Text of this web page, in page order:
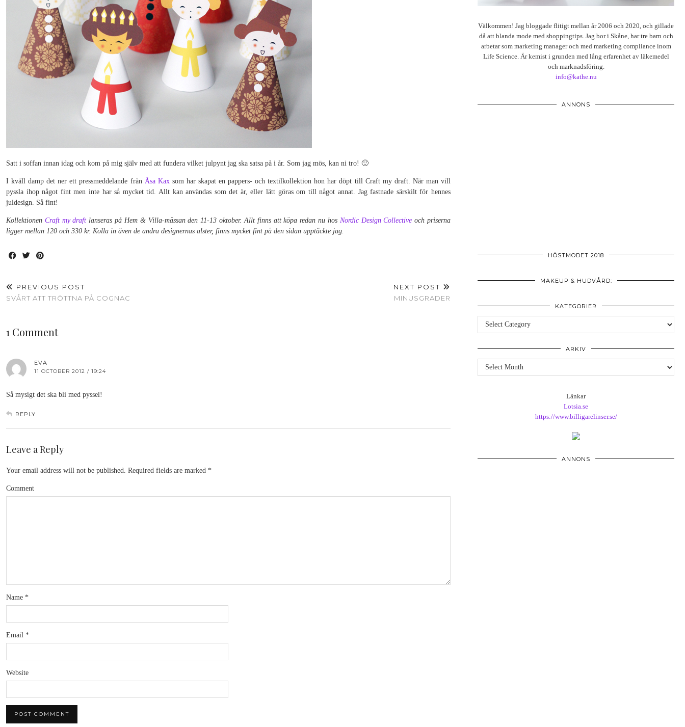
Satt i soffan innan idag och kom på mig själv med att fundera vilket julpynt jag ska satsa på i år. Som jag mös, kan ni tro! 🙂
I kväll damp det ner ett pressmeddelande från Åsa Kaxsom har skapat en pappers- och textilkollektion hon har döpt till Craft my draft. När man vill
pyssla ihop något fint men inte har så mycket tid. Allt kan användas som det är, eller lätt göras om till något annat. Jag fastnade särskilt för hennes
juldesign. Så fint!
Kollektionen Craft my draft lanseras på Hem & Villa-mässan den 11-13 oktober. Allt finns att köpa redan nu hos Nordic Design Collective och priserna
ligger mellan 120 och 330 kr. Kolla in även de andra designernas alster, finns mycket fint på den sidan upptäckte jag.
PREVIOUS POST
SVÅRT ATT TRÖTTNA PÅ COGNAC
NEXT POST
MINUSGRADER
1 Comment
EVA
11 OCTOBER 2012 / 19:24
Så mysigt det ska bli med pyssel!
REPLY
Leave a Reply
Your email address will not be published. Required fields are marked *
Comment
Name *
Email *
Website
Välkommen! Jag bloggade flitigt mellan år 2006 och 2020, och gillade
då att blanda mode med shoppingtips. Jag bor i Skåne, har tre barn och
arbetar som marketing manager och med marketing compliance inom
Life Science. Är kemist i grunden med lång erfarenhet av läkemedel
och marknadsföring.
info@kathe.nu
ANNONS
HÖSTMODET 2018
MAKEUP & HUDVÅRD:
KATEGORIER
Kategorier
ARKIV
Arkiv
Länkar
Lotsia.se
https://www.billigarelinser.se/
ANNONS